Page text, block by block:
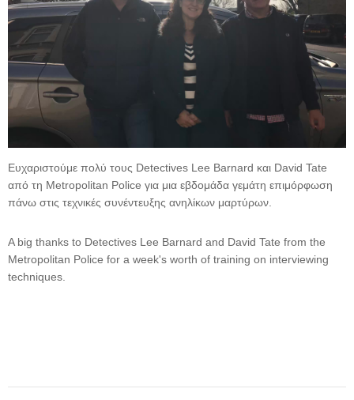
Ευχαριστούμε πολύ τους Detectives Lee Barnard και David Tate
από τη Metropolitan Police για μια εβδομάδα γεμάτη επιμόρφωση
πάνω στις τεχνικές συνέντευξης ανηλίκων μαρτύρων.
A big thanks to Detectives Lee Barnard and David Tate from the
Metropolitan Police for a week's worth of training on interviewing
techniques.